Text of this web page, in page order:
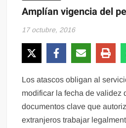
Amplían vigencia del
17 octubre, 2016
Los atascos obligan al
modificar la fecha de validez
documentos clave que
extranjeros trabajar